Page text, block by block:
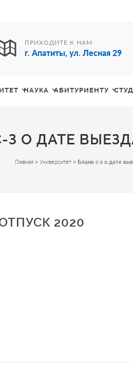
ПРИХОДИТЕ К НАМ
г. Апатиты, ул. Лесная 29
НАУКА АБИТУРИЕНТУ
З О ДАТЕ
Главная» Университет» Бланк с-з о дате
2020